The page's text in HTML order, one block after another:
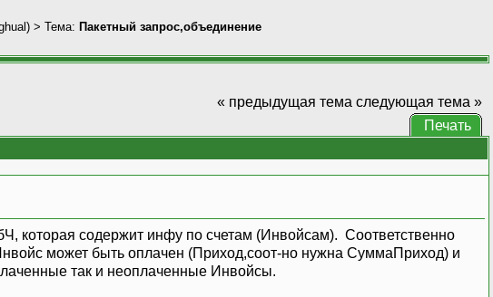
) > Тема: Пакетный запрос,объединение
« предыдущая тема следующая тема »
Печать
которая содержит инфу по счетам (Инвойсам). Соответственно
может быть оплачен (Приход,соот-но нужна СуммаПриход) и
так и неоплаченные Инвойсы.